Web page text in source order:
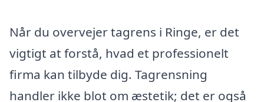
Når du overvejer tagrens i Ringe, er det
vigtigt at forstå, hvad et professionelt
firma kan tilbyde dig. Tagrensning
handler ikke blot om æstetik; det er også